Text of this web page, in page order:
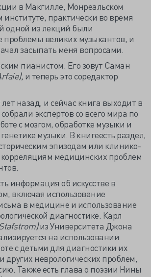
в Макгилле, Монреальском
институте, практически во время
одной из лекций были
проблемы великих музыкантов, и
засыпать меня вопросами.
пианистом. Его зовут Саман
и теперь это соредактор
назад, и сейчас книга выходит в
экспертов со всего мира по
с мозгом, обработке музыки и
музыки. В книгеесть раздел,
эпизодам или клинико-
медицинских проблем
информация об искусстве в
включая использование
в медицине и использование
диагностике. Карл
из Университета Джона
на использовании
с детьми для диагностики их
других неврологических проблем,
Также есть глава о поэзии Нины